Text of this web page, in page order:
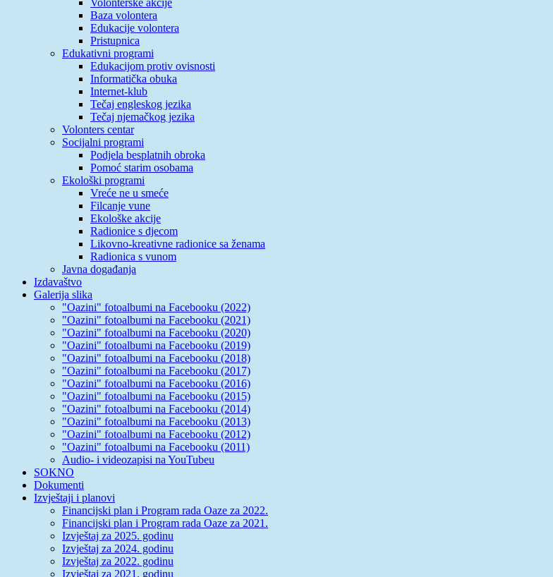
Baza volontera
Edukacije volontera
Pristupnica
Edukativni programi
Edukacijom protiv ovisnosti
Informatička obuka
Internet-klub
Tečaj engleskog jezika
Tečaj njemačkog jezika
Volonters centar
Socijalni programi
Podjela besplatnih obroka
Pomoć starim osobama
Ekološki programi
Vreće ne u smeće
Filcanje vune
Ekološke akcije
Radionice s djecom
Likovno-kreativne radionice sa ženama
Radionica s vunom
Javna događanja
Izdavaštvo
Galerija slika
"Oazini" fotoalbumi na Facebooku (2022)
"Oazini" fotoalbumi na Facebooku (2021)
"Oazini" fotoalbumi na Facebooku (2020)
"Oazini" fotoalbumi na Facebooku (2019)
"Oazini" fotoalbumi na Facebooku (2018)
"Oazini" fotoalbumi na Facebooku (2017)
"Oazini" fotoalbumi na Facebooku (2016)
"Oazini" fotoalbumi na Facebooku (2015)
"Oazini" fotoalbumi na Facebooku (2014)
"Oazini" fotoalbumi na Facebooku (2013)
"Oazini" fotoalbumi na Facebooku (2012)
"Oazini" fotoalbumi na Facebooku (2011)
Audio- i videozapisi na YouTubeu
SOKNO
Dokumenti
Izvještaji i planovi
Financijski plan i Program rada Oaze za 2022.
Financijski plan i Program rada Oaze za 2021.
Izvještaj za 2025. godinu
Izvještaj za 2024. godinu
Izvještaj za 2022. godinu
Izvještaj za 2021. godinu